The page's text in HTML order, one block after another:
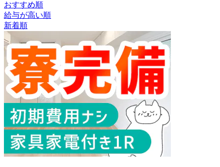
おすすめ順
給与が高い順
新着順